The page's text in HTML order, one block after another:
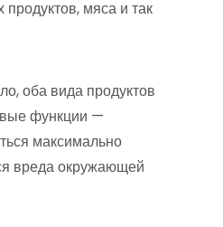
мяса и так
оба вида продуктов
функции —
максимально
вреда окружающей